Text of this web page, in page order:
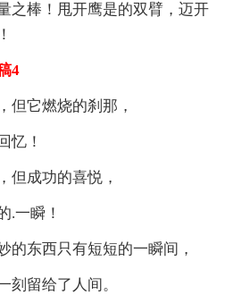
之棒！甩开鹰是的双臂，迈开
4
但它燃烧的刹那，
忆！
但成功的喜悦，
.一瞬！
的东西只有短短的一瞬间，
刻留给了人间。